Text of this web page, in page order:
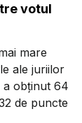
votul
mare
ale juriilor
a obținut 64
de puncte